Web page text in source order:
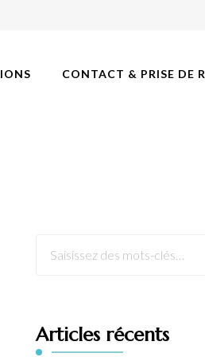
CONTACT & PRISE DE
Articles récents